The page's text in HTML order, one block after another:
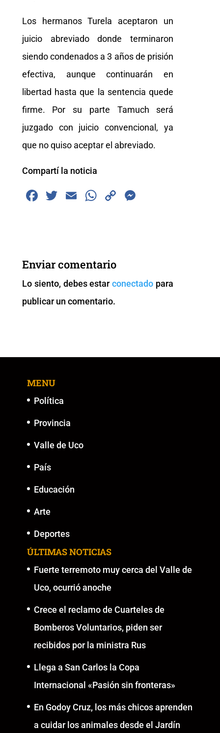
Los hermanos Turela aceptaron un
juicio abreviado donde terminaron
siendo condenados a 3 años de prisión
efectiva, aunque continuarán en
libertad hasta que la sentencia quede
firme. Por su parte Tamuch será
juzgado con juicio convencional, ya
que no quiso aceptar el abreviado.
Compartí la noticia
F
b
o
o
k
T
E
W
A
p
p
C
k
er
Enviar comentario
Lo siento, debes estarconectado para
publicar un comentario.
MENU
Política
Provincia
Valle de Uco
País
Educación
Arte
Deportes
ÚLTIMAS NOTICIAS
Fuerte terremoto muy cerca del Valle de
Uco, ocurrió anoche
Crece el reclamo de Cuarteles de
Bomberos Voluntarios, piden ser
recibidos por la ministra Rus
Llega a San Carlos la Copa
Internacional «Pasión sin fronteras»
En Godoy Cruz, los más chicos aprenden
a cuidar los animales desde el Jardín